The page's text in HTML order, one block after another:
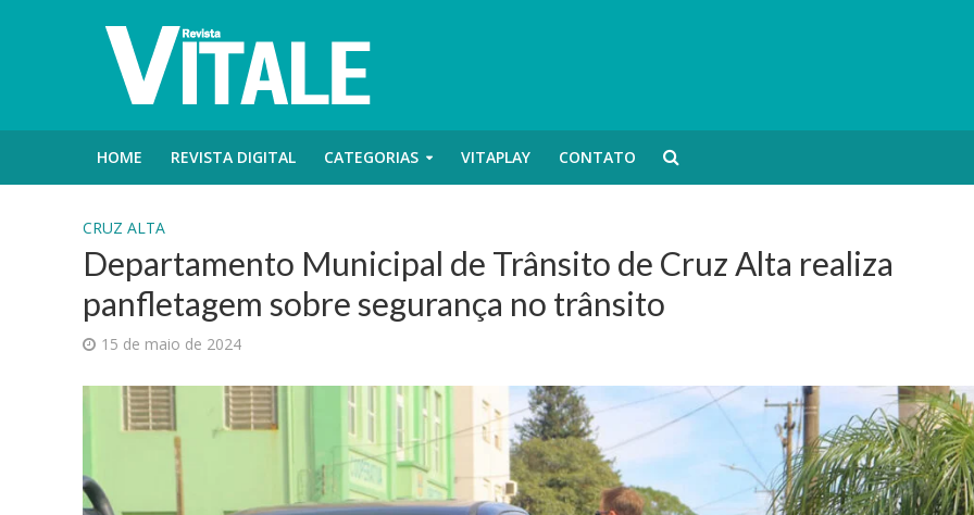
HOME REVISTA DIGITAL CATEGORIAS VITAPLAY CONTATO
CRUZ ALTA
Departamento Municipal de Trânsito de Cruz Alta realiza
panfletagem sobre segurança no trânsito
15 de maio de 2024